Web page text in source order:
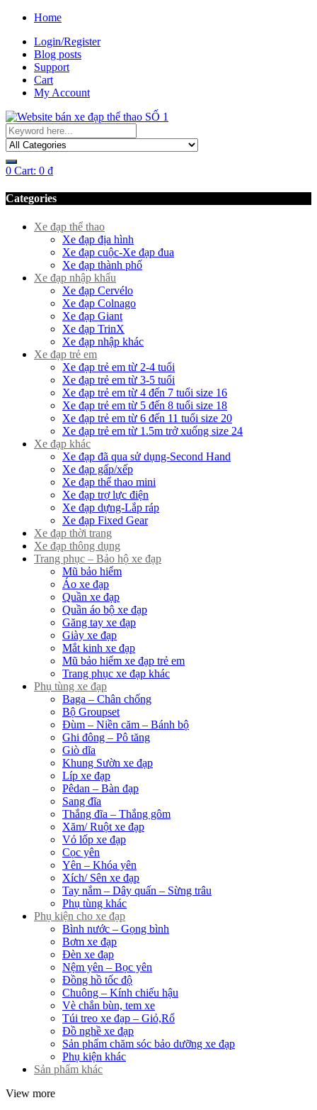
Home
Login/Register
Blog posts
Support
Cart
My Account
0 Cart: 0 ₫
Categories
Xe đạp thể thao
Xe đạp địa hình
Xe đạp cuộc-Xe đạp đua
Xe đạp thành phố
Xe đạp nhập khẩu
Xe đạp Cervélo
Xe đạp Colnago
Xe đạp Giant
Xe đạp TrinX
Xe đạp nhập khác
Xe đạp trẻ em
Xe đạp trẻ em từ 2-4 tuổi
Xe đạp trẻ em từ 3-5 tuổi
Xe đạp trẻ em từ 4 đến 7 tuổi size 16
Xe đạp trẻ em từ 5 đến 8 tuổi size 18
Xe đạp trẻ em từ 6 đến 11 tuổi size 20
Xe đạp trẻ em từ 1.5m trở xuống size 24
Xe đạp khác
Xe đạp đã qua sử dụng-Second Hand
Xe đạp gấp/xếp
Xe đạp thể thao mini
Xe đạp trợ lực điện
Xe đạp dựng-Lắp ráp
Xe đạp Fixed Gear
Xe đạp thời trang
Xe đạp thông dụng
Trang phục – Bảo hộ xe đạp
Mũ bảo hiểm
Áo xe đạp
Quần xe đạp
Quần áo bộ xe đạp
Găng tay xe đạp
Giày xe đạp
Mắt kinh xe đạp
Mũ bảo hiểm xe đạp trẻ em
Trang phục xe đạp khác
Phụ tùng xe đạp
Baga – Chân chống
Bộ Groupset
Đùm – Niền căm – Bánh bộ
Ghi đông – Pô tăng
Giò dĩa
Khung Sườn xe đạp
Líp xe đạp
Pêdan – Bàn đạp
Sang đĩa
Thắng đĩa – Thắng gôm
Xăm/ Ruột xe đạp
Vỏ lốp xe đạp
Cọc yên
Yên – Khóa yên
Xích/ Sên xe đạp
Tay nắm – Dây quấn – Sừng trâu
Phụ tùng khác
Phụ kiện cho xe đạp
Bình nước – Gọng bình
Bơm xe đạp
Đèn xe đạp
Nệm yên – Bọc yên
Đồng hồ tốc độ
Chuông – Kính chiếu hậu
Vè chắn bùn, tem xe
Túi treo xe đạp – Giỏ,Rổ
Đồ nghề xe đạp
Sản phẩm chăm sóc bảo dưỡng xe đạp
Phụ kiện khác
Sản phẩm khác
View more